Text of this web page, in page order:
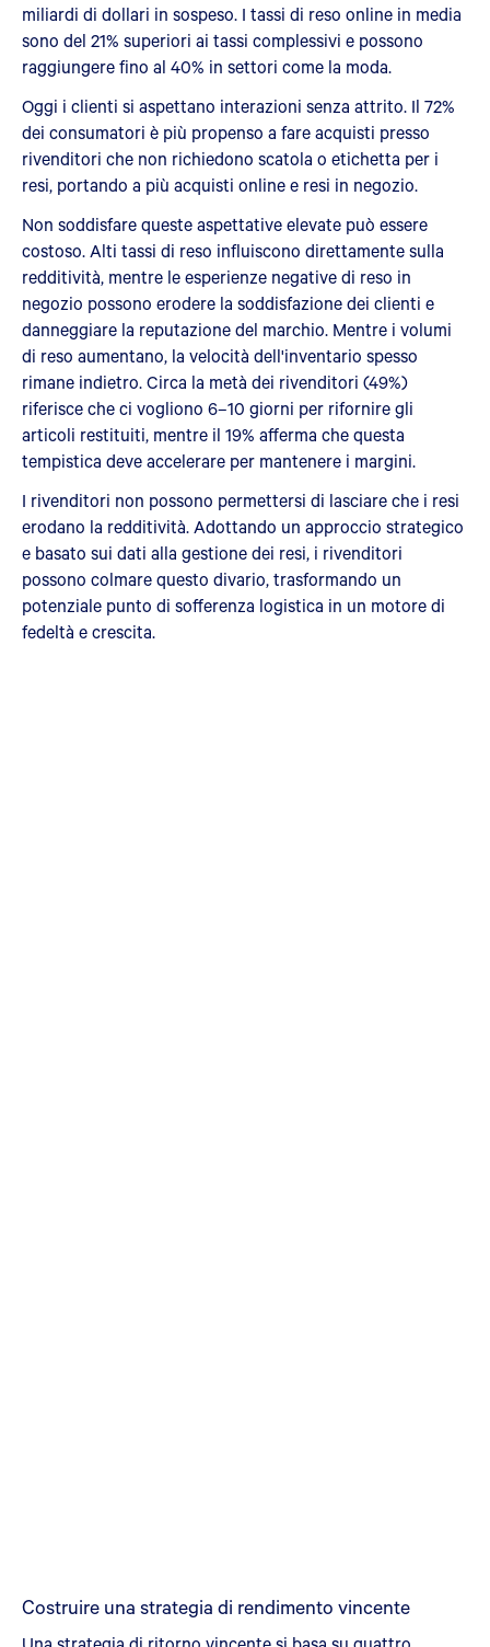
miliardi di dollari in sospeso. I tassi di reso online in media
sono del 21% superiori ai tassi complessivi e possono
raggiungere fino al 40% in settori come la moda.
Oggi i clienti si aspettano interazioni senza attrito. Il 72%
dei consumatori è più propenso a fare acquisti presso
rivenditori che non richiedono scatola o etichetta per i
resi, portando a più acquisti online e resi in negozio.
Non soddisfare queste aspettative elevate può essere
costoso. Alti tassi di reso influiscono direttamente sulla
redditività, mentre le esperienze negative di reso in
negozio possono erodere la soddisfazione dei clienti e
danneggiare la reputazione del marchio. Mentre i volumi
di reso aumentano, la velocità dell'inventario spesso
rimane indietro. Circa la metà dei rivenditori (49%)
riferisce che ci vogliono 6–10 giorni per rifornire gli
articoli restituiti, mentre il 19% afferma che questa
tempistica deve accelerare per mantenere i margini.
I rivenditori non possono permettersi di lasciare che i resi
erodano la redditività. Adottando un approccio strategico
e basato sui dati alla gestione dei resi, i rivenditori
possono colmare questo divario, trasformando un
potenziale punto di sofferenza logistica in un motore di
fedeltà e crescita.
Costruire una strategia di rendimento vincente